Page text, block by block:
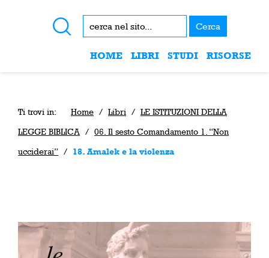
Cerca
HOME LIBRI STUDI RISORSE
Ti trovi in: Home / Libri / LE ISTITUZIONI DELLA
LEGGE BIBLICA / 06. Il sesto Comandamento 1. “Non
ucciderai” / 18. Amalek e la violenza